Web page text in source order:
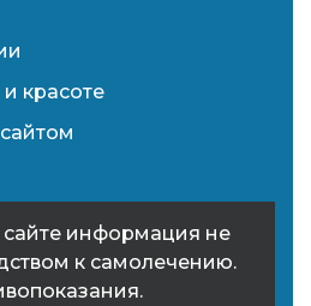
красоте
информация не
к самолечению.